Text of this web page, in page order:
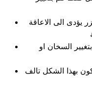
يؤدى الى الاعاقة
السخان او
بهذا الشكل تالف